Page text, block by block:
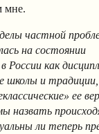
мне.
частной
на состоянии
России как
школы и традиции,
ее
назвать
ли теперь